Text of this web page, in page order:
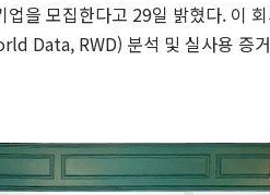
을 모집한다고 29일 밝혔다. 이
Data, RWD) 분석 및 실사용